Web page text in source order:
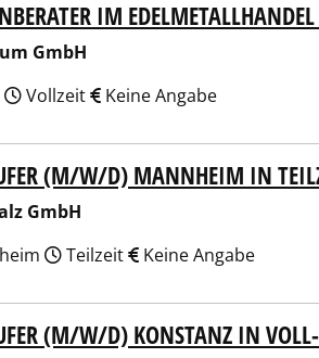
IM
GmbH
Vollzeit Keine Angabe
(M/W/D) MANNHEIM IN
GmbH
Teilzeit Keine Angabe
(M/W/D) KONSTANZ IN